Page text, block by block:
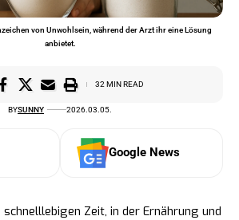
von Unwohlsein, während der Arzt ihr eine Lösung
anbietet.
BYSUNNY 2026.03.05.
32 MIN READ
Google News
Zeit, in der Ernährung und